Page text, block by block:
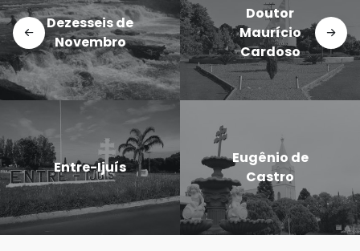
Dezesseis de
Novembro
Doutor
Maurício
Cardoso
Entre-Ijuís
Eugênio de
Castro